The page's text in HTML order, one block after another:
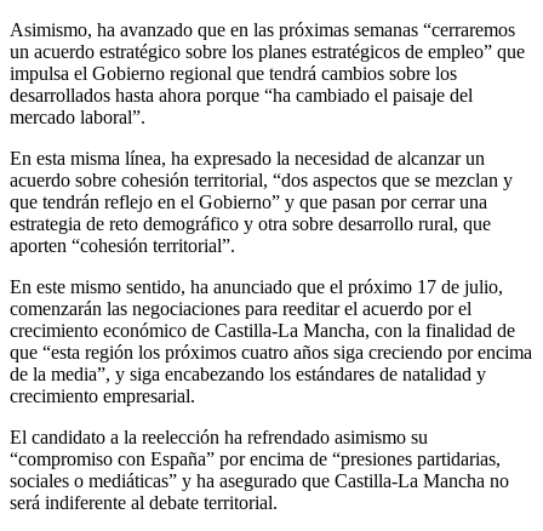
Asimismo, ha avanzado que en las próximas semanas “cerraremos
un acuerdo estratégico sobre los planes estratégicos de empleo” que
impulsa el Gobierno regional que tendrá cambios sobre los
desarrollados hasta ahora porque “ha cambiado el paisaje del
mercado laboral”.
En esta misma línea, ha expresado la necesidad de alcanzar un
acuerdo sobre cohesión territorial, “dos aspectos que se mezclan y
que tendrán reflejo en el Gobierno” y que pasan por cerrar una
estrategia de reto demográfico y otra sobre desarrollo rural, que
aporten “cohesión territorial”.
En este mismo sentido, ha anunciado que el próximo 17 de julio,
comenzarán las negociaciones para reeditar el acuerdo por el
crecimiento económico de Castilla-La Mancha, con la finalidad de
que “esta región los próximos cuatro años siga creciendo por encima
de la media”, y siga encabezando los estándares de natalidad y
crecimiento empresarial.
El candidato a la reelección ha refrendado asimismo su
“compromiso con España” por encima de “presiones partidarias,
sociales o mediáticas” y ha asegurado que Castilla-La Mancha no
será indiferente al debate territorial.